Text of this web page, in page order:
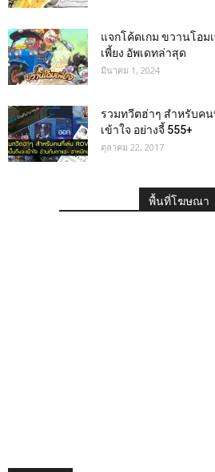
แจกโค้ดเกม ขวานโอม
เพี้ยง อัพเดทล่าสุด
มีนาคม 1, 2024
รวมทวีตฮ่าๆ สำหรับคน
เข้าใจ อย่างจี้ 555+
ตุลาคม 22, 2017
พื้นที่โฆษณา